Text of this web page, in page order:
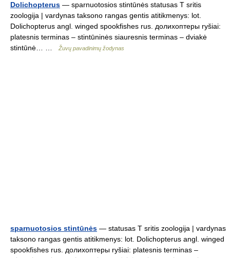
Dolichopterus — sparnuotosios stintūnės statusas T sritis
zoologija | vardynas taksono rangas gentis atitikmenys: lot.
Dolichopterus angl. winged spookfishes rus. долихоптеры ryšiai:
platesnis terminas – stintūninės siauresnis terminas – dviakė
stintūnė… …
Žuvų pavadinimų žodynas
sparnuotosios stintūnės — statusas T sritis zoologija | vardynas
taksono rangas gentis atitikmenys: lot. Dolichopterus angl. winged
spookfishes rus. долихоптеры ryšiai: platesnis terminas –